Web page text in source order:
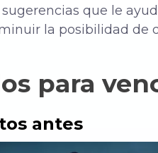
que le
la posibilidad de
para
antes